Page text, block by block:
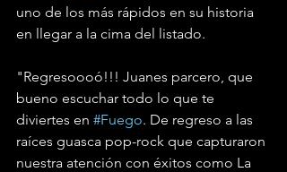
uno de los más rápidos en su historia
en llegar a la cima del listado.
"Regresoooó!!! Juanes parcero, que
bueno escuchar todo lo que te
diviertes en #Fuego. De regreso a las
raíces guasca pop-rock que capturaron
nuestra atención con éxitos como La